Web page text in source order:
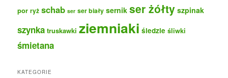
por ryż schab ser ser biały sernik ser żółty szpinak
szynka truskawki ziemniaki śledzie śliwki
śmietana
KATEGORIE